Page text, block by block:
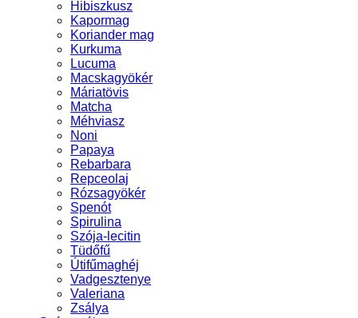
Hibiszkusz
Kapormag
Koriander mag
Kurkuma
Lucuma
Macskagyökér
Máriatövis
Matcha
Méhviasz
Noni
Papaya
Rebarbara
Repceolaj
Rózsagyökér
Spenót
Spirulina
Szója-lecitin
Tüdőfű
Útifűmaghéj
Vadgesztenye
Valeriana
Zsálya